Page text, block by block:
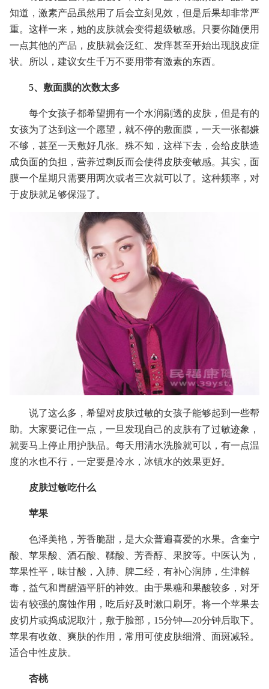
知道，激素产品虽然用了后会立刻见效，但是后果却非常严
重。这样一来，她的皮肤就会变得超级敏感。只要你随便用
一点其他的产品，皮肤就会泛红、发痒甚至开始出现脱皮症
状。所以，建议女生千万不要用带有激素的东西。
5、敷面膜的次数太多
每个女孩子都希望拥有一个水润剔透的皮肤，但是有的
女孩为了达到这一个愿望，就不停的敷面膜，一天一张都嫌
不够，甚至一天敷好几张。殊不知，这样下去，会给皮肤造
成负面的负担，营养过剩反而会使得皮肤变敏感。其实，面
膜一个星期只需要用两次或者三次就可以了。这种频率，对
于皮肤就足够保湿了。
说了这么多，希望对皮肤过敏的女孩子能够起到一些帮
助。大家要记住一点，一旦发现自己的皮肤有了过敏迹象，
就要马上停止用护肤品。每天用清水洗脸就可以，有一点温
度的水也不行，一定要是冷水，冰镇水的效果更好。
皮肤过敏吃什么
苹果
色泽美艳，芳香脆甜，是大众普遍喜爱的水果。含奎宁
酸、苹果酸、酒石酸、鞣酸、芳香醇、果胶等。中医认为，
苹果性平，味甘酸，入肺、脾二经，有补心润肺，生津解
毒，益气和胃醒酒平肝的神效。由于果糖和果酸较多，对牙
齿有较强的腐蚀作用，吃后好及时漱口刷牙。将一个苹果去
皮切片或捣成泥取汁，敷于脸部，15分钟—20分钟后取下。
苹果有收敛、爽肤的作用，常用可使皮肤细滑、面斑减轻。
适合中性皮肤。
杏桃